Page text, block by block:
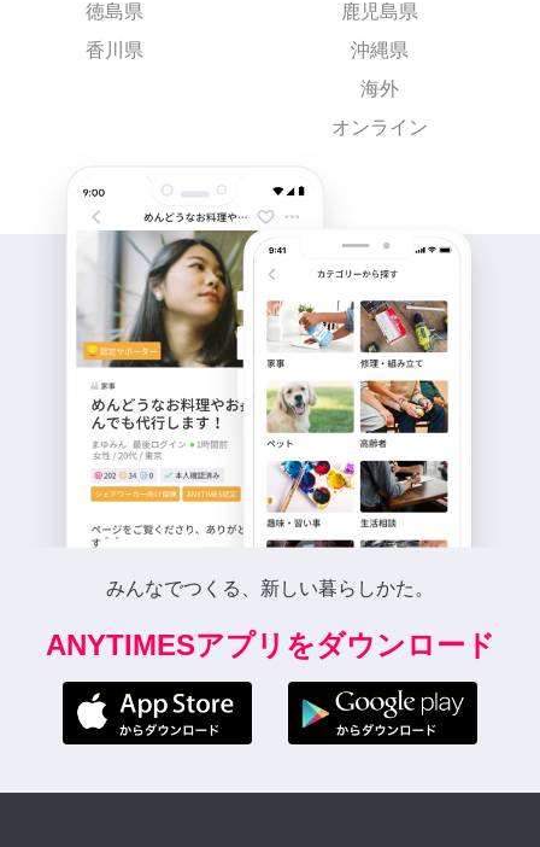
徳島県
香川県
鹿児島県
沖縄県
海外
オンライン
みんなでつくる、新しい暮らしかた。
ANYTIMESアプリをダウンロード